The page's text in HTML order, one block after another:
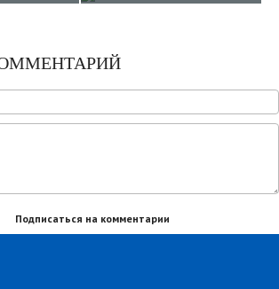
Подписаться на комментарии